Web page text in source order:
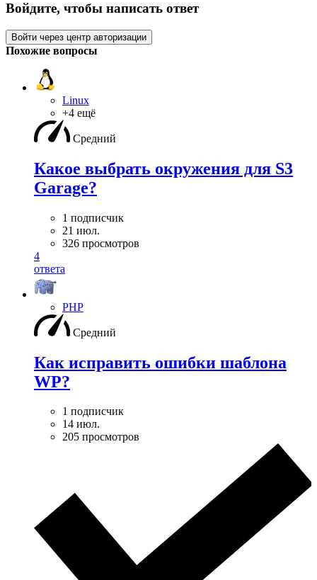
Войдите, чтобы написать ответ
Войти через центр авторизации
Похожие вопросы
Linux
+4 ещё
Средний
Какое выбрать окружения для S3
Garage?
1 подписчик
21 июл.
326 просмотров
4
ответа
PHP
Средний
Как исправить ошибки шаблона
WP?
1 подписчик
14 июл.
205 просмотров